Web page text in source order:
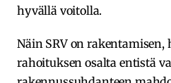
hyvällä voitolla.
Näin SRV on
rahoituksen osalta entistä